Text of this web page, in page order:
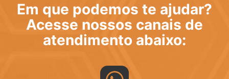
Em que podemos te ajudar?
Acesse nossos canais de
atendimento abaixo: